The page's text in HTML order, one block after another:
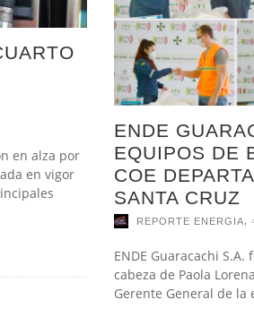
en alza por
en vigor
ENDE
EQUIPOS DE
COE
SANTA CRUZ
REPORTE ENERGIA
ENDE Guaracachi
cabeza de Paola
Gerente General de